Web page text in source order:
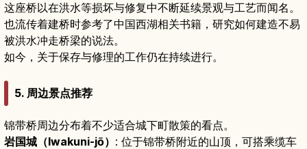
这座桥以在洪水等损坏与修复中不断延续景观与工艺而闻名。
也流传着建桥时参考了中国西湖相关书籍，研究如何建造不易
被洪水冲走桥梁的说法。
如今，关于保存与修理的工作仍在持续进行。
5. 周边景点推荐
锦带桥周边分布着不少适合城下町散策的看点。
岩国城（Iwakuni-jō） : 位于锦带桥附近的山顶，可搭乘缆车